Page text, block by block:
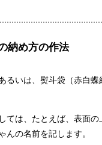
納め方の作法
るいは、熨斗袋（赤白蝶
ては、たとえば、表面の
んの名前を記します。